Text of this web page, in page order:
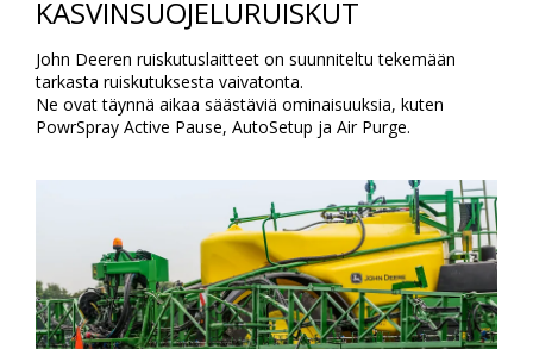
KASVINSUOJELURUISKUT
John Deeren ruiskutuslaitteet on suunniteltu tekemään
tarkasta ruiskutuksesta vaivatonta.
Ne ovat täynnä aikaa säästäviä ominaisuuksia, kuten
PowrSpray Active Pause, AutoSetup ja Air Purge.